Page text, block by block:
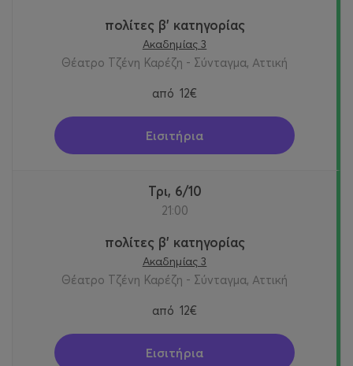
πολίτες β' κατηγορίας
Ακαδημίας 3
Θέατρο Τζένη Καρέζη - Σύνταγμα, Αττική
από 12€
Εισιτήρια
Τρι, 6/10
21:00
πολίτες β' κατηγορίας
Ακαδημίας 3
Θέατρο Τζένη Καρέζη - Σύνταγμα, Αττική
από 12€
Εισιτήρια